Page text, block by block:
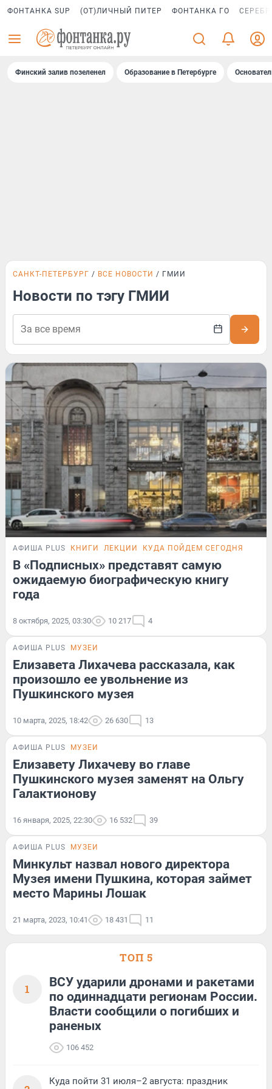
ФОНТАНКА SUP (ОТ)ЛИЧНЫЙ ПИТЕР ФОНТАНКА ГО
Финский залив позеленел Образование в Петербурге
САНКТ-ПЕТЕРБУРГ ВСЕ НОВОСТИ ГМИИ
Новости по тэгу ГМИИ
АФИША PLUS КНИГИ ЛЕКЦИИ КУДА ПОЙДЕМ СЕГОДНЯ
В «Подписных» представят самую
ожидаемую биографическую книгу
года
8 октября, 2025, 03:30 10 217 4
АФИША PLUS МУЗЕИ
Елизавета Лихачева рассказала, как
произошло ее увольнение из
Пушкинского музея
10 марта, 2025, 18:42 26 630 13
АФИША PLUS МУЗЕИ
Елизавету Лихачеву во главе
Пушкинского музея заменят на Ольгу
Галактионову
16 января, 2025, 22:30 16 532 39
АФИША PLUS МУЗЕИ
Минкульт назвал нового директора
Музея имени Пушкина, которая займет
место Марины Лошак
21 марта, 2023, 10:41 18 431 11
ТОП 5
1
ВСУ ударили дронами и ракетами
по одиннадцати регионам России.
Власти сообщили о погибших и
раненых
106 452
Куда пойти 31 июля–2 августа: праздник